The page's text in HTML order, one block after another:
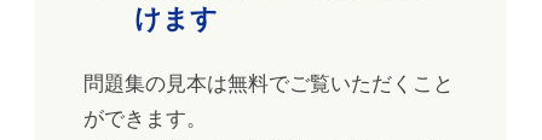
けます
問題集の見本は無料でご覧いただくこと
ができます。